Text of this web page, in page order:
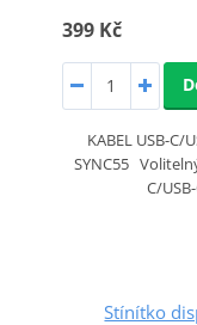
399 Kč
KABEL USB-C/
SYNC55
C/
Stínítko